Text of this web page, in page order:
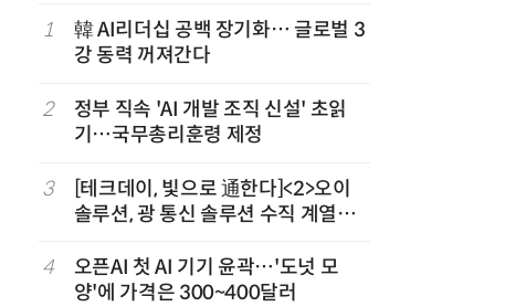
1
韓 AI리더십 공백 장기화… 글로벌 3
강 동력 꺼져간다
2
정부 직속 'AI 개발 조직 신설' 초읽
기…국무총리훈령 제정
3
[테크데이, 빛으로 通한다]<2>오이
솔루션, 광 통신 솔루션 수직 계열
략'
4
오픈AI 첫 AI 기기 윤곽…'도넛 모
양'에 가격은 300~400달러